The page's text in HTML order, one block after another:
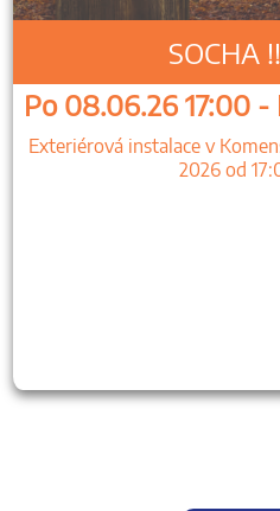
SOCHA
Po 08.06.26 17:00
Exteriérová instalace v
2026 od